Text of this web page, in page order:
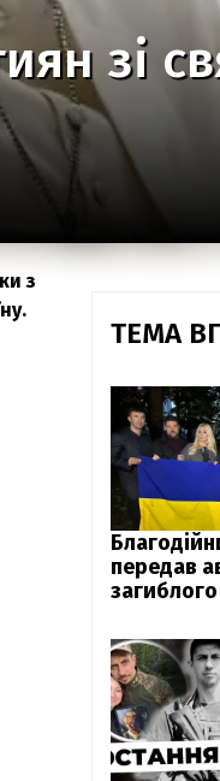
зі
з
ТЕМА
передав